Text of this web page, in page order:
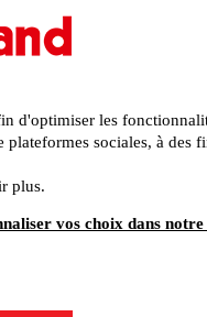
d'optimiser les
sociales, à des
plus.
vos choix dans